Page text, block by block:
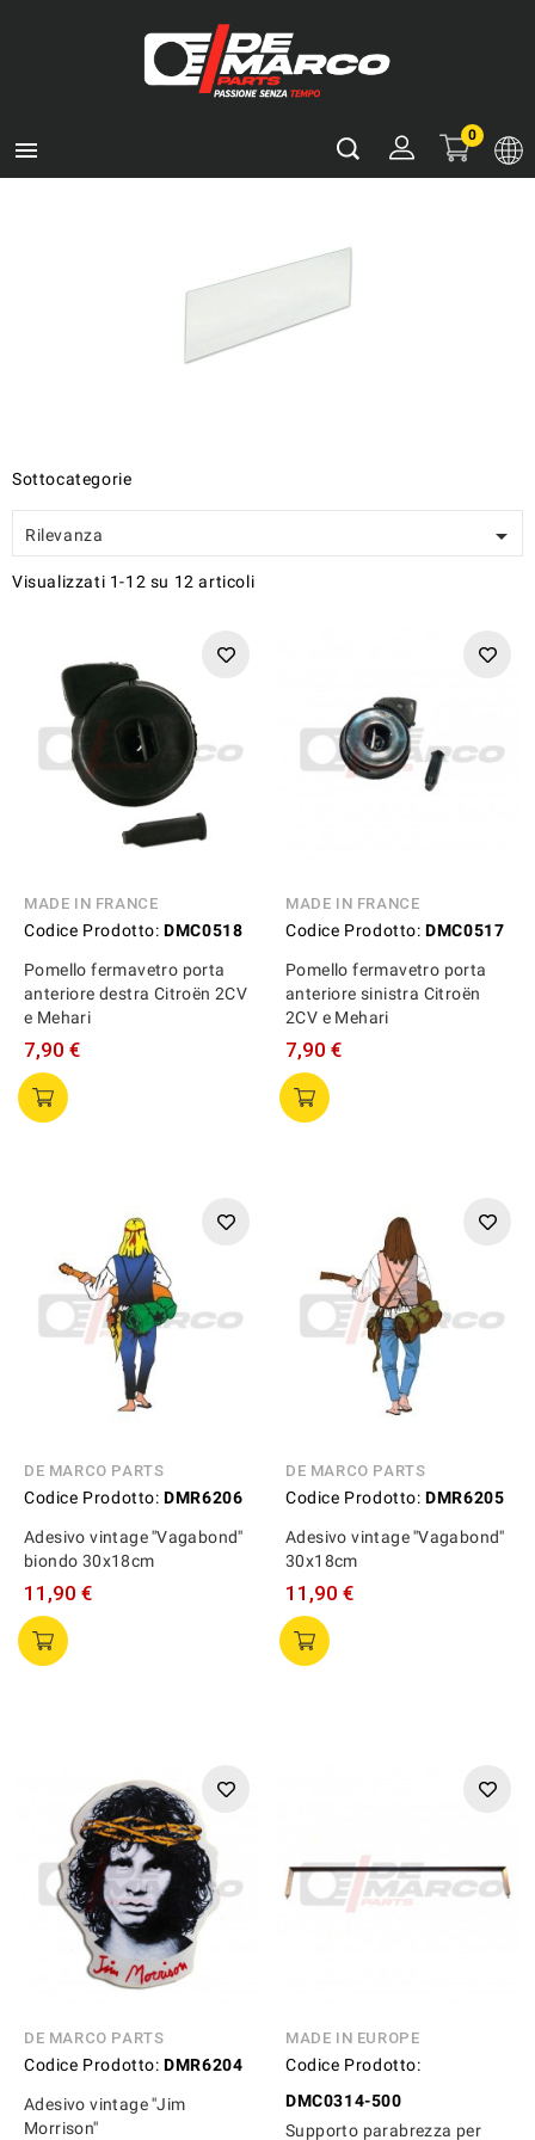

0
Sottocategorie
Rilevanza 
Visualizzati 1-12 su 12 articoli
MADE IN FRANCE
Codice Prodotto: DMC0518
Pomello fermavetro porta
anteriore destra Citroën 2CV
e Mehari
7,90 €
MADE IN FRANCE
Codice Prodotto: DMC0517
Pomello fermavetro porta
anteriore sinistra Citroën
2CV e Mehari
7,90 €
DE MARCO PARTS
Codice Prodotto: DMR6206
Adesivo vintage ''Vagabond''
biondo 30x18cm
11,90 €
DE MARCO PARTS
Codice Prodotto: DMR6205
Adesivo vintage ''Vagabond''
30x18cm
11,90 €
DE MARCO PARTS
Codice Prodotto: DMR6204
Adesivo vintage ''Jim
Morrison''
MADE IN EUROPE
Codice Prodotto:
DMC0314-500
Supporto parabrezza per